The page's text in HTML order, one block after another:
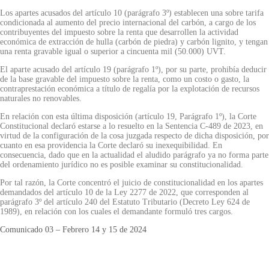
Los apartes acusados del artículo 10 (parágrafo 3º) establecen una sobre tarifa
condicionada al aumento del precio internacional del carbón, a cargo de los
contribuyentes del impuesto sobre la renta que desarrollen la actividad
económica de extracción de hulla (carbón de piedra) y carbón lignito, y tengan
una renta gravable igual o superior a cincuenta mil (50.000) UVT.
El aparte acusado del artículo 19 (parágrafo 1º), por su parte, prohibía deducir
de la base gravable del impuesto sobre la renta, como un costo o gasto, la
contraprestación económica a título de regalía por la explotación de recursos
naturales no renovables.
En relación con esta última disposición (artículo 19, Parágrafo 1º), la Corte
Constitucional declaró estarse a lo resuelto en la Sentencia C-489 de 2023, en
virtud de la configuración de la cosa juzgada respecto de dicha disposición, por
cuanto en esa providencia la Corte declaró su inexequibilidad. En
consecuencia, dado que en la actualidad el aludido parágrafo ya no forma parte
del ordenamiento jurídico no es posible examinar su constitucionalidad.
Por tal razón, la Corte concentró el juicio de constitucionalidad en los apartes
demandados del artículo 10 de la Ley 2277 de 2022, que corresponden al
parágrafo 3º del artículo 240 del Estatuto Tributario (Decreto Ley 624 de
1989), en relación con los cuales el demandante formuló tres cargos.
Comunicado 03 – Febrero 14 y 15 de 2024